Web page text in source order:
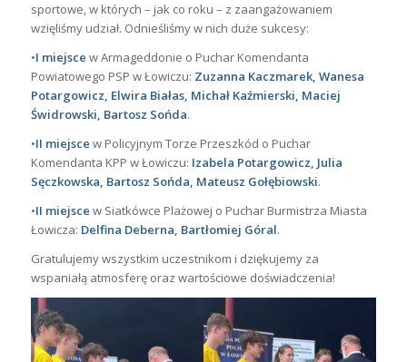
sportowe, w których – jak co roku – z zaangażowaniem
wzięliśmy udział. Odnieśliśmy w nich duże sukcesy:
•I miejsce w Armageddonie o Puchar Komendanta
Powiatowego PSP w Łowiczu: Zuzanna Kaczmarek, Wanesa
Potargowicz, Elwira Białas, Michał Kaźmierski, Maciej
Świdrowski, Bartosz Sońda.
•II miejsce w Policyjnym Torze Przeszkód o Puchar
Komendanta KPP w Łowiczu: Izabela Potargowicz, Julia
Sęczkowska, Bartosz Sońda, Mateusz Gołębiowski.
•II miejsce w Siatkówce Plażowej o Puchar Burmistrza Miasta
Łowicza: Delfina Deberna, Bartłomiej Góral.
Gratulujemy wszystkim uczestnikom i dziękujemy za
wspaniałą atmosferę oraz wartościowe doświadczenia!